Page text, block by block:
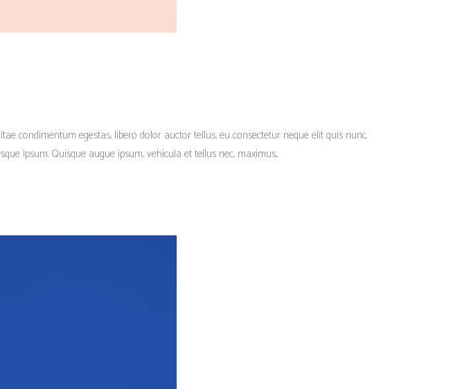
condimentum egestas, libero dolor auctor tellus, eu consectetur neque elit quis nunc.
ipsum. Quisque augue ipsum, vehicula et tellus nec, maximus...